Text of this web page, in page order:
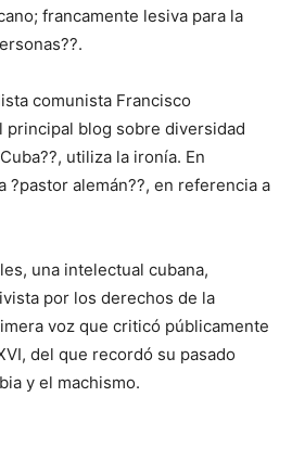
francamente lesiva para la
comunista Francisco
principal blog sobre diversidad
utiliza la ironía. En
?pastor alemán??, en referencia a
una intelectual cubana,
por los derechos de la
voz que criticó públicamente
del que recordó su pasado
y el machismo.